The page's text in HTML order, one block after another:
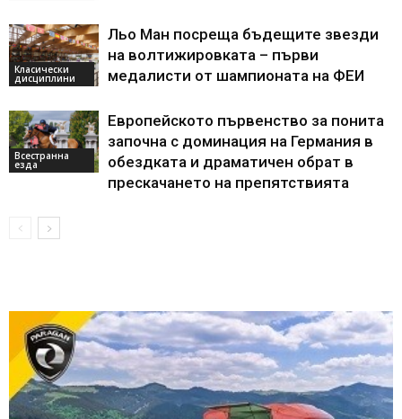
Класически
дисциплини
Льо Ман посреща бъдещите звезди
на волтижировката – първи
медалисти от шампионата на ФЕИ
Всестранна
езда
Европейското първенство за понита
започна с доминация на Германия в
обездката и драматичен обрат в
прескачането на препятствията